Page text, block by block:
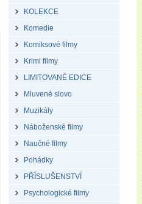
KOLEKCE
Komedie
Komiksové filmy
Krimi filmy
LIMITOVANÉ EDICE
Mluvené slovo
Muzikály
Náboženské filmy
Naučné filmy
Pohádky
PŘÍSLUŠENSTVÍ
Psychologické filmy